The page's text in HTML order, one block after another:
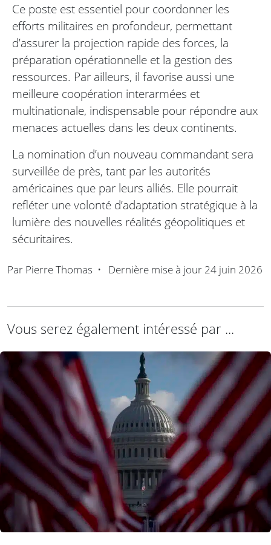
Ce poste est essentiel pour coordonner les
efforts militaires en profondeur, permettant
d’assurer la projection rapide des forces, la
préparation opérationnelle et la gestion des
ressources. Par ailleurs, il favorise aussi une
meilleure coopération interarmées et
multinationale, indispensable pour répondre aux
menaces actuelles dans les deux continents.
La nomination d’un nouveau commandant sera
surveillée de près, tant par les autorités
américaines que par leurs alliés. Elle pourrait
refléter une volonté d’adaptation stratégique à la
lumière des nouvelles réalités géopolitiques et
sécuritaires.
Par Pierre Thomas • Dernière mise à jour 24 juin 2026
Vous serez également intéressé par ...